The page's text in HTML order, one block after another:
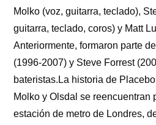
Molko (voz, guitarra, teclado),
guitarra, teclado, coros) y Matt
Anteriormente, formaron parte
(1996-2007) y Steve Forrest
bateristas.La historia de
Molko y Olsdal se reencuentran
estación de metro de Londres,